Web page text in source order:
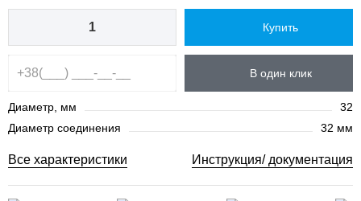
Купить
В один клик
Диаметр, мм
32
Диаметр соединения
32 мм
Все характеристики Инструкция/ документация